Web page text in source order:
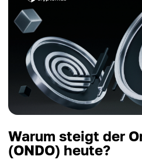
Warum steigt der
(ONDO) heute?